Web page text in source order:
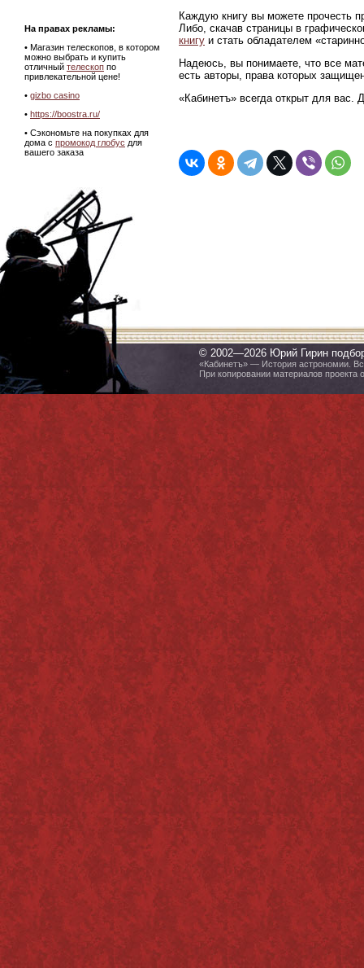
На правах рекламы:
• Магазин телескопов, в котором
можно выбрать и купить
отличный телескоп по
привлекательной цене!
• gizbo casino
• https://boostra.ru/
• Сэкономьте на покупках для
дома с промокод глобус для
вашего заказа
Каждую книгу вы можете прочесть
Либо, скачав страницы в
книгу и стать обладателем
Надеюсь, вы понимаете, что все
есть авторы, права которых
«Кабинетъ» всегда открыт для вас.
© 2002—2026 Юрий Гирин
«Кабинетъ» — История астрономии.
При копировании материалов проекта